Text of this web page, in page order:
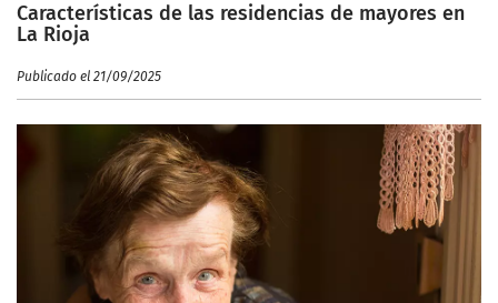
Características de las residencias de mayores en
La Rioja
Publicado el 21/09/2025